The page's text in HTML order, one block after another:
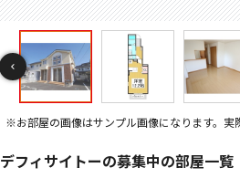
※お部屋の画像はサンプル画像になります。実
デフィサイトーの募集中の部屋一覧